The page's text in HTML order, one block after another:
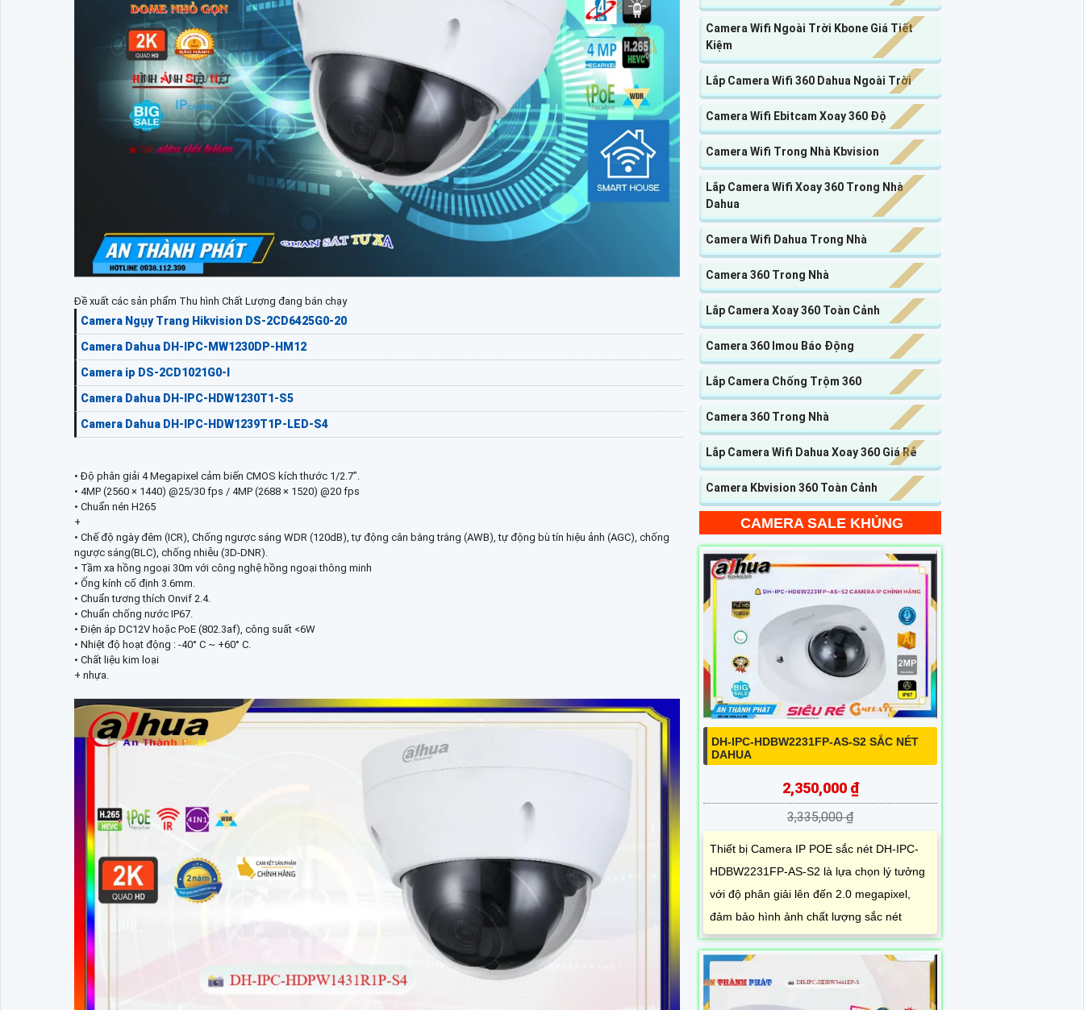
Đề xuất các sản phẩm Thu hình Chất Lượng đang bán chạy
Camera Ngụy Trang Hikvision DS-2CD6425G0-20
Camera Dahua DH-IPC-MW1230DP-HM12
Camera ip DS-2CD1021G0-I
Camera Dahua DH-IPC-HDW1230T1-S5
Camera Dahua DH-IPC-HDW1239T1P-LED-S4
• Độ phân giải 4 Megapixel cảm biến CMOS kích thước 1/2.7”.
• 4MP (2560 × 1440) @25/30 fps / 4MP (2688 × 1520) @20 fps
• Chuẩn nén H265
+
• Chế độ ngày đêm (ICR), Chống ngược sáng WDR (120dB), tự động cân bằng trắng (AWB), tự động bù tín hiệu ảnh (AGC), chống
ngược sáng(BLC), chống nhiễu (3D-DNR).
• Tầm xa hồng ngoại 30m với công nghệ hồng ngoại thông minh
• Ống kính cố định 3.6mm.
• Chuẩn tương thích Onvif 2.4.
• Chuẩn chống nước IP67.
• Điện áp DC12V hoặc PoE (802.3af), công suất <6W
• Nhiệt độ hoạt động : -40° C ~ +60° C.
• Chất liệu kim loại
+ nhựa.
Camera Wifi Ngoài Trời Kbone Giá Tiết
Kiệm
Lắp Camera Wifi 360 Dahua Ngoài Trời
Camera Wifi Ebitcam Xoay 360 Độ
Camera Wifi Trong Nhà Kbvision
Lắp Camera Wifi Xoay 360 Trong Nhà
Dahua
Camera Wifi Dahua Trong Nhà
Camera 360 Trong Nhà
Lắp Camera Xoay 360 Toàn Cảnh
Camera 360 Imou Báo Động
Lắp Camera Chống Trộm 360
Camera 360 Trong Nhà
Lắp Camera Wifi Dahua Xoay 360 Giá Rẻ
Camera Kbvision 360 Toàn Cảnh
CAMERA SALE KHỦNG
DH-IPC-HDBW2231FP-AS-S2 SẮC NÉT
DAHUA
2,350,000 ₫
3,335,000 ₫
Thiết bị Camera IP POE sắc nét DH-IPC-
HDBW2231FP-AS-S2 là lựa chọn lý tưởng
với độ phân giải lên đến 2.0 megapixel,
đảm bảo hình ảnh chất lượng sắc nét